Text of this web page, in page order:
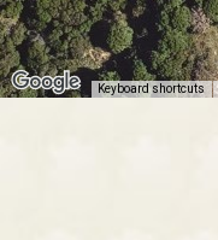
Keyboard shortcuts